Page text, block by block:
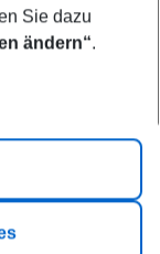
Sie dazu
ändern“.